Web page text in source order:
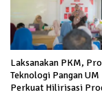
Laksanakan PKM,
Teknologi Pangan UM
Perkuat Hilirisasi